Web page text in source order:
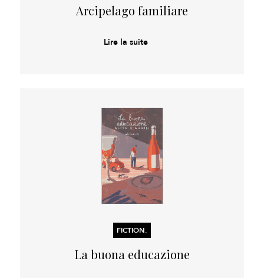
Arcipelago familiare
Lire la suite
FICTION.
La buona educazione